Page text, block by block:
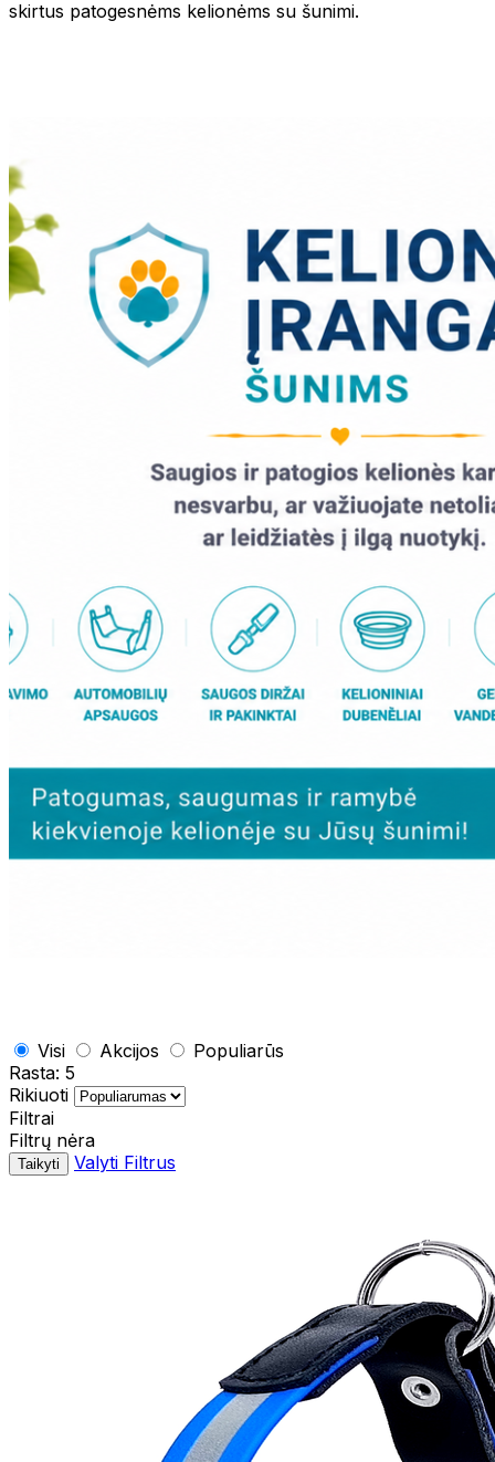
skirtus patogesnėms kelionėms su šunimi.
Visi Akcijos
Populiarūs
Rasta: 5
Rikiuoti
Filtrai
Filtrų nėra
Taikyti Valyti Filtrus